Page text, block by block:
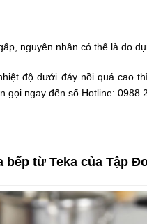
nguyên nhân có thể là do
độ dưới đáy nồi quá cao
gọi ngay đến số Hotline:
từ Teka của Tập